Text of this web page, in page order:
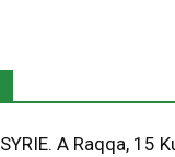
SYRIE. A Raqqa, 15